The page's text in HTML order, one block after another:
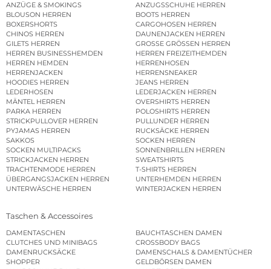
ANZÜGE & SMOKINGS
ANZUGSSCHUHE HERREN
BLOUSON HERREN
BOOTS HERREN
BOXERSHORTS
CARGOHOSEN HERREN
CHINOS HERREN
DAUNENJACKEN HERREN
GILETS HERREN
GROSSE GRÖSSEN HERREN
HERREN BUSINESSHEMDEN
HERREN FREIZEITHEMDEN
HERREN HEMDEN
HERRENHOSEN
HERRENJACKEN
HERRENSNEAKER
HOODIES HERREN
JEANS HERREN
LEDERHOSEN
LEDERJACKEN HERREN
MÄNTEL HERREN
OVERSHIRTS HERREN
PARKA HERREN
POLOSHIRTS HERREN
STRICKPULLOVER HERREN
PULLUNDER HERREN
PYJAMAS HERREN
RUCKSÄCKE HERREN
SAKKOS
SOCKEN HERREN
SOCKEN MULTIPACKS
SONNENBRILLEN HERREN
STRICKJACKEN HERREN
SWEATSHIRTS
TRACHTENMODE HERREN
T-SHIRTS HERREN
ÜBERGANGSJACKEN HERREN
UNTERHEMDEN HERREN
UNTERWÄSCHE HERREN
WINTERJACKEN HERREN
Taschen & Accessoires
DAMENTASCHEN
BAUCHTASCHEN DAMEN
CLUTCHES UND MINIBAGS
CROSSBODY BAGS
DAMENRUCKSÄCKE
DAMENSCHALS & DAMENTÜCHER
SHOPPER
GELDBÖRSEN DAMEN